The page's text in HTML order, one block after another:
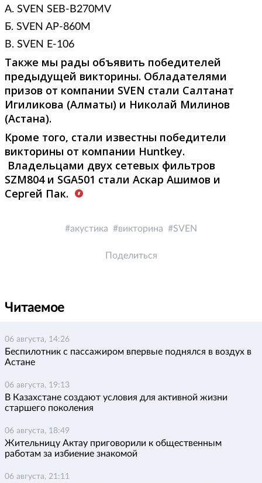
А. SVEN SEB-B270MV
Б. SVEN AP-860M
В. SVEN E-106
Также мы рады объявить победителей
предыдущей викторины. Обладателями
призов от компании SVEN стали Салтанат
Игиликова (Алматы) и Николай Милинов
(Астана).
Кроме того, стали известны победители
викторины от компании Huntkey.
Владельцами двух сетевых фильтров
SZM804 и SGA501 стали Аскар Ашимов и
Сергей Пак.
акустика викторина SVEN
Поделиться
Читаемое
06 августа, 14:26
Беспилотник с пассажиром впервые поднялся в воздух в
Астане
06 августа, 19:13
В Казахстане создают условия для активной жизни
старшего поколения
06 августа, 18:49
Жительницу Актау приговорили к общественным
работам за избиение знакомой
06 августа, 21:11